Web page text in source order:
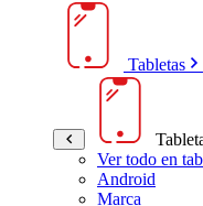
Tabletas
Ver todo en
Android
Marca